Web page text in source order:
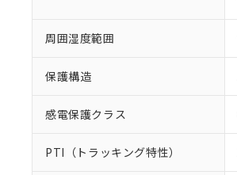
周囲湿度範囲
保護構造
感電保護クラス
PTI（トラッキング特性）